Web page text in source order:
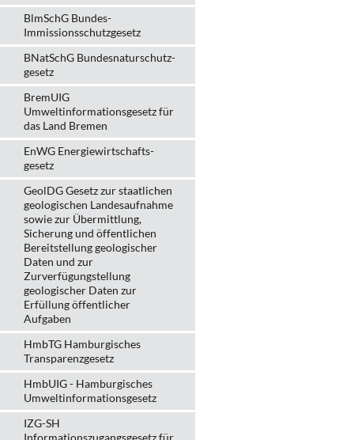
BlmSchG Bundes-
Immissionsschutz­gesetz
BNatSchG Bundesnaturschutz-
gesetz
BremUIG
Umweltinformationsgesetz für
das Land Bremen
EnWG Energiewirtschafts-
gesetz
GeolDG Gesetz zur staatlichen
geologischen Landesaufnahme
sowie zur Übermittlung,
Sicherung und öffentlichen
Bereitstellung geologischer
Daten und zur
Zurverfügungstellung
geologischer Daten zur
Erfüllung öffentlicher
Aufgaben
HmbTG Hamburgisches
Transparenzgesetz
HmbUIG - Hamburgisches
Umweltinformationsgesetz
IZG-SH
Informationszugangsgesetz für